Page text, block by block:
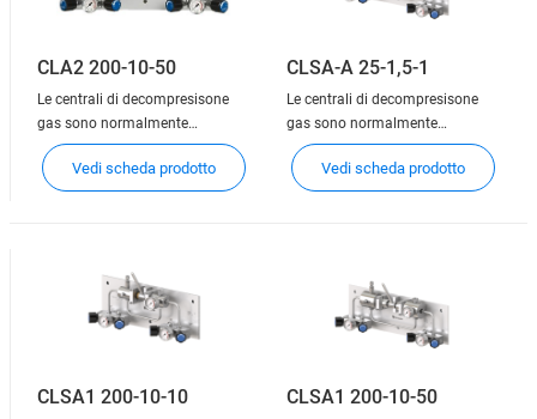
CLA2 200-10-50
Le centrali di decompresisone
gas sono normalmente
installate a monte della linea
principale di distribuzione del
gas e sono progettate per
consentono la connessione di
Vedi scheda prodotto
CLSA-A 25-1,5-1
Le centrali di decompresisone
gas sono normalmente
installate a monte della linea
principale di distribuzione del
gas e sono progettate per
consentono la connessione di
Vedi scheda prodotto
CLSA1 200-10-10 CLSA1 200-10-50